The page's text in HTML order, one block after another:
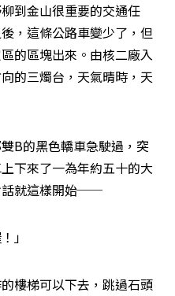
到金山很重要的交通任
，這條公路車變少了，但
的區塊出來。由核二廠入
的三燭台，天氣晴時，天
B的黑色轎車急駛過，突
下來了一為年約五十的大
話就這樣開始──
」
樓梯可以下去，跳過石頭